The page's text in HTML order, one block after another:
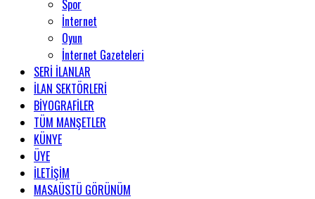
Spor
İnternet
Oyun
İnternet Gazeteleri
SERİ İLANLAR
İLAN SEKTÖRLERİ
BİYOGRAFİLER
TÜM MANŞETLER
KÜNYE
ÜYE
İLETİŞİM
MASAÜSTÜ GÖRÜNÜM